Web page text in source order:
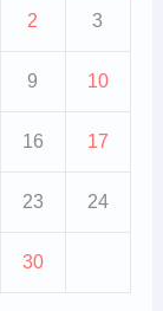
2 3
9 10
16 17
23 24
30